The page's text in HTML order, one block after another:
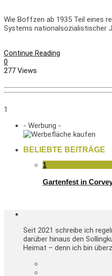
Wie Boffzen ab 1935 Teil eines
Systems nationalsozialistischer
Continue Reading
0
277 Views
1
- Werbung -
BELIEBTE BEITRÄGE
1
Gartenfest in
Seit 2021 schreibe ich
darüber hinaus den
Heimat – denn ich bin